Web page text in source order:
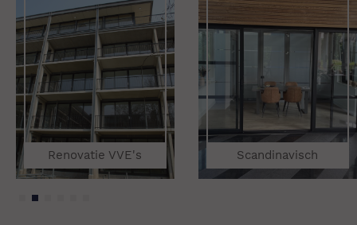
Renovatie VVE's Scandinavisch